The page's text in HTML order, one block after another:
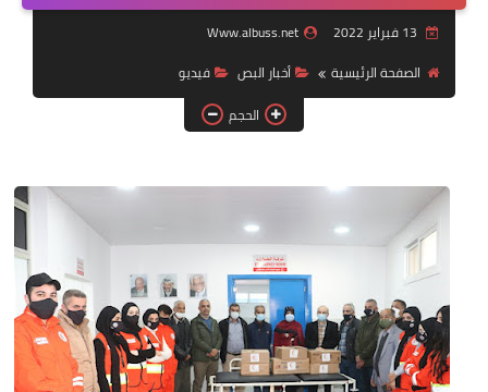
Www.albuss.net
الصفحة الرئيسية
أخبار البص
فيديو
الحجم